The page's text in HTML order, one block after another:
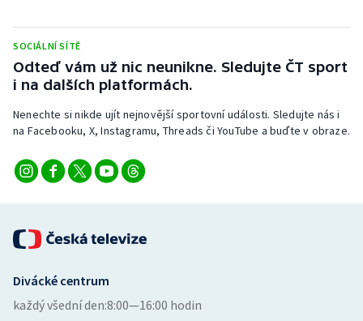
Short track
Sportovní střelba
Stolní tenis
Triatlon
Vodní slalom
SOCIÁLNÍ SÍTĚ
Odteď vám už nic neunikne. Sledujte ČT sport
i na dalších platformách.
Nenechte si nikde ujít nejnovější sportovní události. Sledujte nás i
na Facebooku, X, Instagramu, Threads či YouTube a buďte v obraze.
Divácké centrum
každý všední den:8:00—16:00 hodin